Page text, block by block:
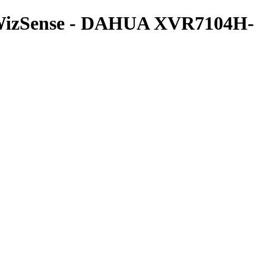
- DAHUA XVR7104H-